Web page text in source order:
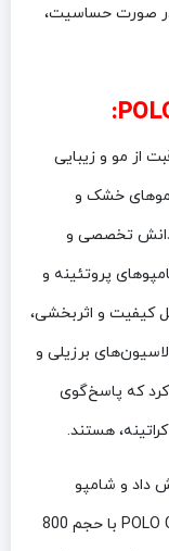
صورت حساسیت،
از مو و زیبایی
موهای خشک و
دانش تخصصی و
پروتئینه و
کیفیت و اثربخشی،
برزیلی و
کرد که پاسخ‌گوی
هستند.
داد و شامپو
پروتئین برزیلی بدون سولفات پولو گلد POLO GOLD با حجم 800